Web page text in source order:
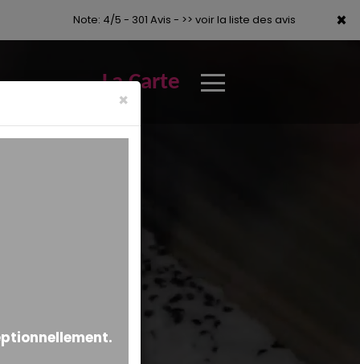
×
Note: 4/5 - 301 Avis - >> voir la liste des avis
La Carte
×
×